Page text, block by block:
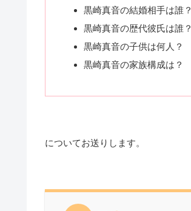
黒崎真音の結婚相手は誰？
黒崎真音の歴代彼氏は誰？
黒崎真音の子供は何人？
黒崎真音の家族構成は？
についてお送りします。